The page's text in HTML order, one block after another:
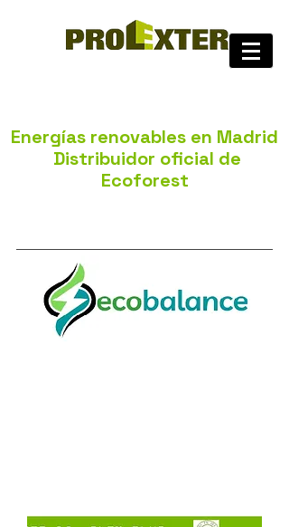
Energías renovables en Madrid
Distribuidor oficial de
Ecoforest